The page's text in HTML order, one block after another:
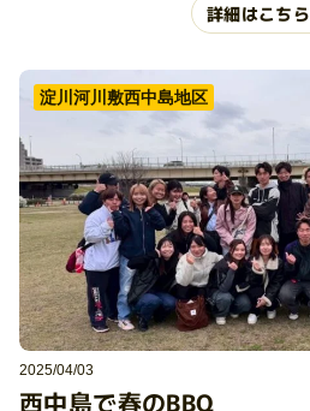
詳細はこちら
淀川河川敷西中島地区
2025/04/03
西中島で春のBBQ